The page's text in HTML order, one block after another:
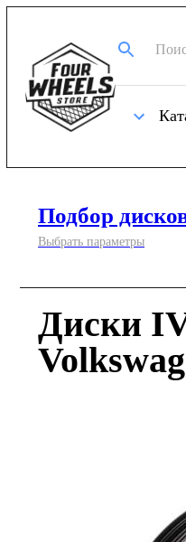
Подбор
Выбрать параметры
Диски